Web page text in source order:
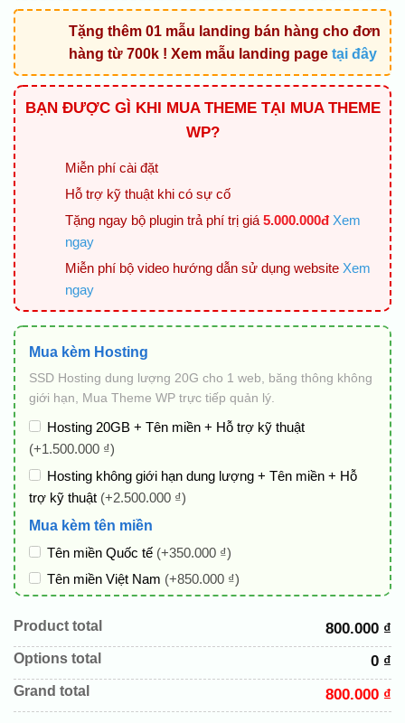
Tặng thêm 01 mẫu landing bán hàng cho đơn
hàng từ 700k ! Xem mẫu landing page tại đây
BẠN ĐƯỢC GÌ KHI MUA THEME TẠI MUA THEME
WP?
Miễn phí cài đặt
Hỗ trợ kỹ thuật khi có sự cố
Tặng ngay bộ plugin trả phí trị giá 5.000.000đ Xem
ngay
Miễn phí bộ video hướng dẫn sử dụng website Xem
ngay
Mua kèm Hosting
SSD Hosting dung lượng 20G cho 1 web, băng thông không
giới hạn, Mua Theme WP trực tiếp quản lý.
Hosting 20GB + Tên miền + Hỗ trợ kỹ thuật
(+1.500.000 ₫)
Hosting không giới hạn dung lượng + Tên miền + Hỗ
trợ kỹ thuật (+2.500.000 ₫)
Mua kèm tên miền
Tên miền Quốc tế (+350.000 ₫)
Tên miền Việt Nam (+850.000 ₫)
Cài web lên host giống demo 100%
(+100.000 ₫)
Thay logo + thông tin doanh nghiệp
Đổi màu chủ đạo theo tông của logo
(+250.000 ₫)
Sửa danh mục và sắp xếp lại đề mục menu cho chuẩn
Product total 800.000 ₫
Options total 0 ₫
Grand total 800.000 ₫